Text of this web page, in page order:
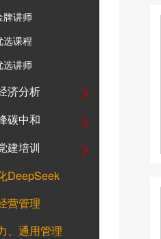
牌讲师
选课程
选讲师
济分析
碳中和
建培训
DeepSeek
营管理
、通用管理